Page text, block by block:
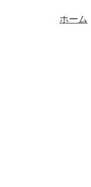
ホーム